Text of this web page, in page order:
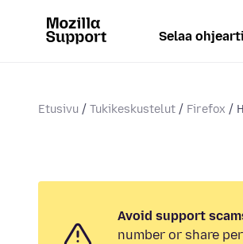
Selaa
Etusivu Tukikeskustelut Firefox
Avoid support
number or share